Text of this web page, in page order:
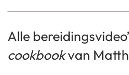
Alle
cookbookvan